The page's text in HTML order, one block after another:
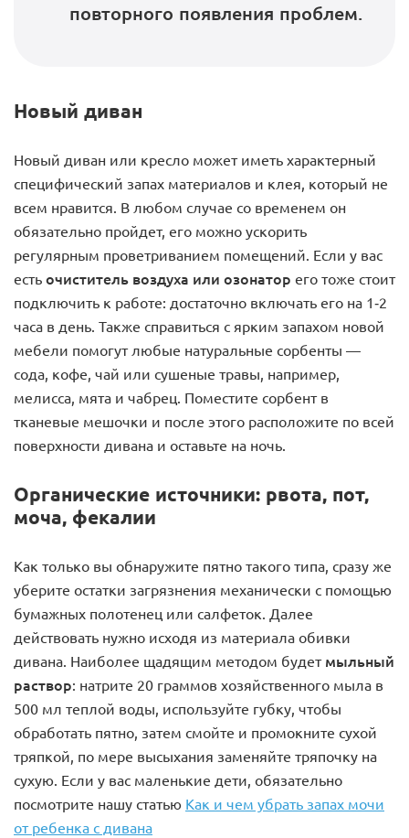
повторного появления проблем.
Новый диван
Новый диван или кресло может иметь характерный
специфический запах материалов и клея, который не
всем нравится. В любом случае со временем он
обязательно пройдет, его можно ускорить
регулярным проветриванием помещений. Если у вас
есть очиститель воздуха или озонатор его тоже стоит
подключить к работе: достаточно включать его на 1-2
часа в день. Также справиться с ярким запахом новой
мебели помогут любые натуральные сорбенты —
сода, кофе, чай или сушеные травы, например,
мелисса, мята и чабрец. Поместите сорбент в
тканевые мешочки и после этого расположите по всей
поверхности дивана и оставьте на ночь.
Органические источники: рвота, пот,
моча, фекалии
Как только вы обнаружите пятно такого типа, сразу же
уберите остатки загрязнения механически с помощью
бумажных полотенец или салфеток. Далее
действовать нужно исходя из материала обивки
дивана. Наиболее щадящим методом будет мыльный
раствор: натрите 20 граммов хозяйственного мыла в
500 мл теплой воды, используйте губку, чтобы
обработать пятно, затем смойте и промокните сухой
тряпкой, по мере высыхания заменяйте тряпочку на
сухую. Если у вас маленькие дети, обязательно
посмотрите нашу статью Как и чем убрать запах мочи
от ребенка с дивана